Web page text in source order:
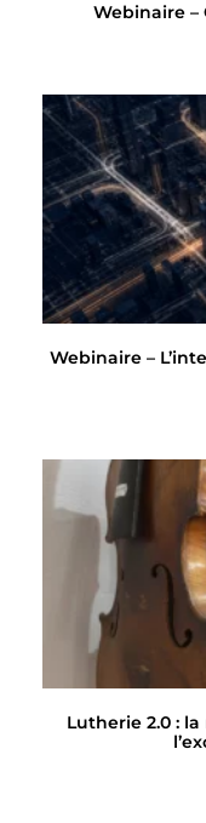
Webinaire –
Webinaire –
Lutherie 2.0 :